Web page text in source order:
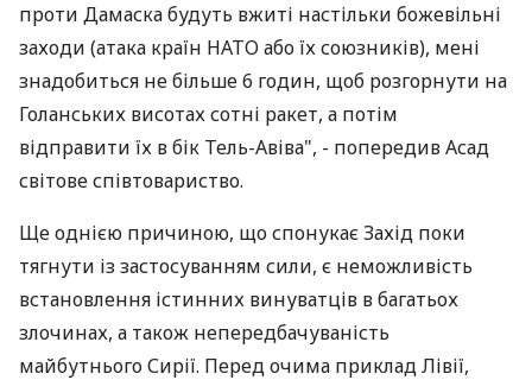
проти Дамаска будуть вжиті настільки божевільні
заходи (атака країн НАТО або їх союзників), мені
знадобиться не більше 6 годин, щоб розгорнути на
Голанських висотах сотні ракет, а потім
відправити їх в бік Тель-Авіва", - попередив Асад
світове співтовариство.
Ще однією причиною, що спонукає Захід поки
тягнути із застосуванням сили, є неможливість
встановлення істинних винуватців в багатьох
злочинах, а також непередбачуваність
майбутнього Сирії. Перед очима приклад Лівії,